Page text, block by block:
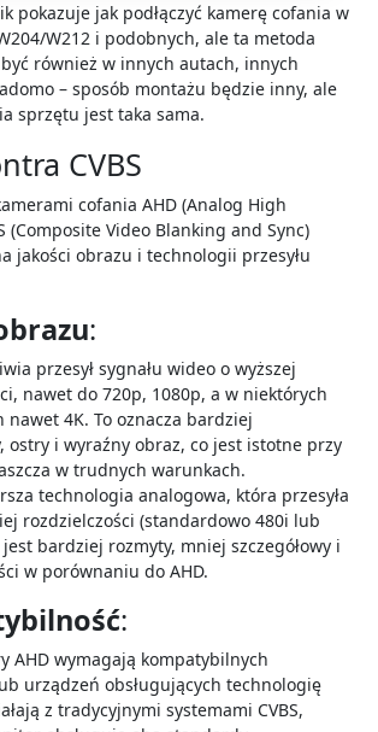
W212 i podobnych, ale ta metoda
również w innych autach, innych
– sposób montażu będzie inny, ale
sprzętu jest taka sama.
CVBS
cofania AHD (Analog High
(Composite Video Blanking and Sync)
jakości obrazu i technologii przesyłu
:
przesył sygnału wideo o wyższej
nawet do 720p, 1080p, a w niektórych
nawet 4K. To oznacza bardziej
ostry i wyraźny obraz, co jest istotne przy
w trudnych warunkach.
technologia analogowa, która przesyła
rozdzielczości (standardowo 480i lub
bardziej rozmyty, mniej szczegółowy i
w porównaniu do AHD.
:
AHD wymagają kompatybilnych
urządzeń obsługujących technologię
z tradycyjnymi systemami CVBS,